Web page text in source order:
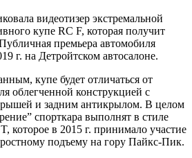
видеотизер экстремальной
купе RC F, которая получит
премьера автомобиля
г. на Детройтском автосалоне.
купе будет отличаться от
облегченной конструкцией с
и задним антикрылом. В целом
спорткара выполнят в стиле
которое в 2015 г. принимало участие
подъему на гору Пайкс-Пик.